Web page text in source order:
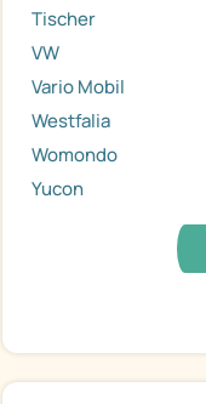
Tischer
VW
Vario Mobil
Westfalia
Womondo
Yucon